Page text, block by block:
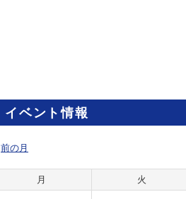
イベント情報
前の月
月 火